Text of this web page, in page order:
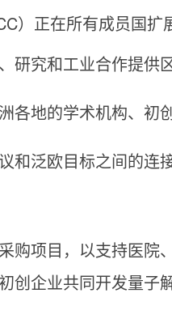
）正在所有成员国扩
研究和工业合作提供
各地的学术机构、初
和泛欧目标之间的连接
购项目，以支持医院
创企业共同开发量子